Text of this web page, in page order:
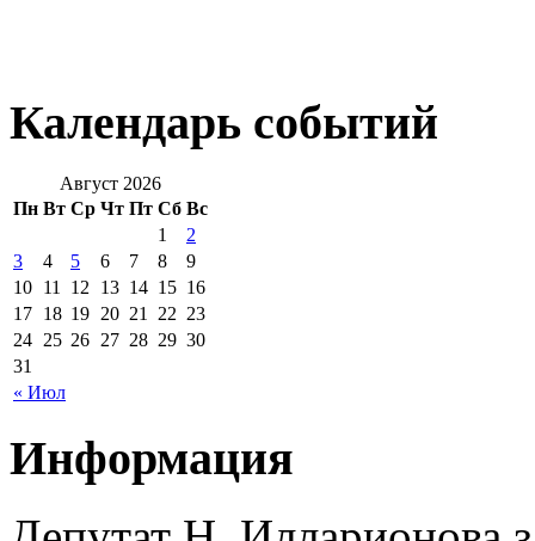
Календарь событий
Август 2026
Пн Вт Ср Чт Пт Сб Вс
« Июл
1
2
3
4 5 6 7 8
9
10 11 12 13 14 15 16
17 18 19 20 21 22 23
24 25 26 27 28 29 30
31
Информация